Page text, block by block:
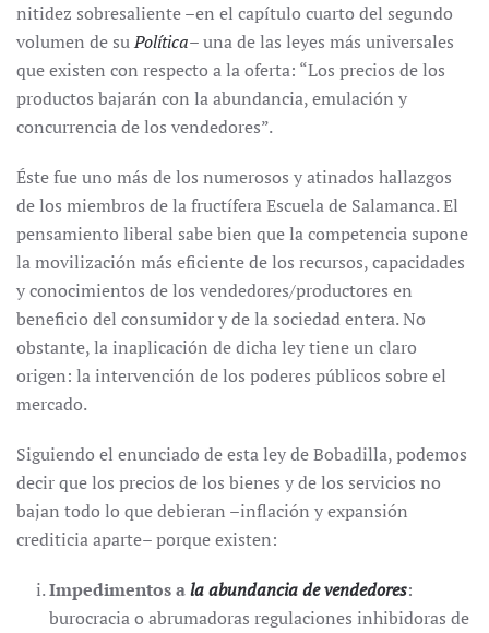
nitidez sobresaliente –en el capítulo cuarto del segundo
volumen de suPolítica– una de las leyes más universales
que existen con respecto a la oferta: “Los precios de los
productos bajarán con la abundancia, emulación y
concurrencia de los vendedores”.
Éste fue uno más de los numerosos y atinados hallazgos
de los miembros de la fructífera Escuela de Salamanca. El
pensamiento liberal sabe bien que la competencia supone
la movilización más eficiente de los recursos, capacidades
y conocimientos de los vendedores/productores en
beneficio del consumidor y de la sociedad entera. No
obstante, la inaplicación de dicha ley tiene un claro
origen: la intervención de los poderes públicos sobre el
mercado.
Siguiendo el enunciado de esta ley de Bobadilla, podemos
decir que los precios de los bienes y de los servicios no
bajan todo lo que debieran –inflación y expansión
crediticia aparte– porque existen:
Impedimentos ala abundancia de vendedores:
burocracia o abrumadoras regulaciones inhibidoras de